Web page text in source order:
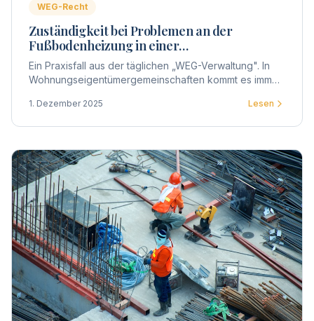
WEG-Recht
Zuständigkeit bei Problemen an der
Fußbodenheizung in einer
Wohnungseigentümergemeinschaft
Ein Praxisfall aus der täglichen „WEG-Verwaltung". In
Wohnungseigentümergemeinschaften kommt es immer
innerhalb einer Wohnung auftreten.
1. Dezember 2025 Lesen